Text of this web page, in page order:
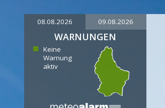
08.08.2026 09.08.2026
WARNUNGEN
Keine
Warnung
aktiv